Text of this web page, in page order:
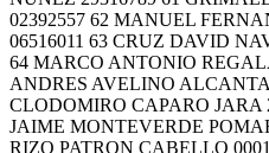
02392557 62 MANUEL
06516011 63 CRUZ DAVID
64 MARCO ANTONIO
ANDRES AVELINO
CLODOMIRO CAPARO JARA
JAIME MONTEVERDE
RIZO PATRON CABELLO